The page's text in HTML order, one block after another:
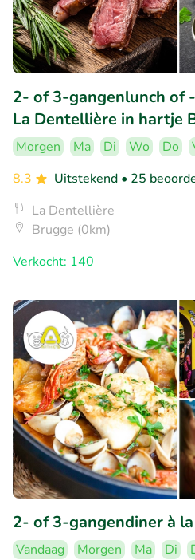
2- of 3-gangenlunch of
La Dentellière in hartje
Morgen Ma Di Wo Do
8.3
Uitstekend • 25
La Dentellière
Brugge (0km)
Verkocht: 140
2- of 3-gangendiner à
Vandaag Morgen Ma Di